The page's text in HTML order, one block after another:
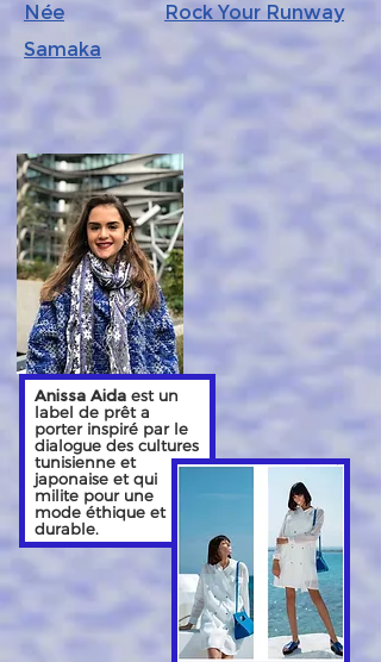
Née
Rock Your Runway
Samaka
Anissa Aida est un
label de prêt a
porter inspiré par le
dialogue des cultures
tunisienne et
japonaise et qui
milite pour une
mode éthique et
durable.